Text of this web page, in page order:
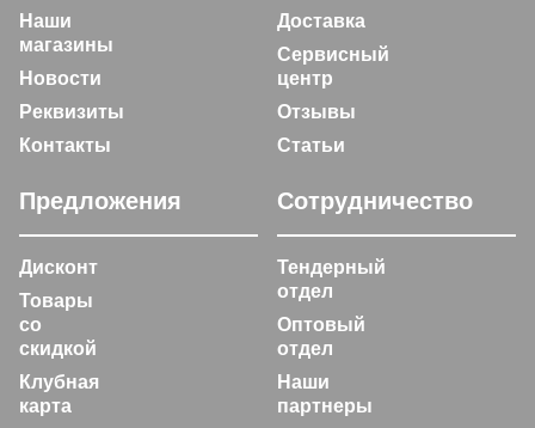
Наши
магазины
Новости
Реквизиты
Контакты
Доставка
Сервисный
центр
Отзывы
Статьи
Предложения
Дисконт
Товары
со
скидкой
Клубная
карта
Сотрудничество
Тендерный
отдел
Оптовый
отдел
Наши
партнеры